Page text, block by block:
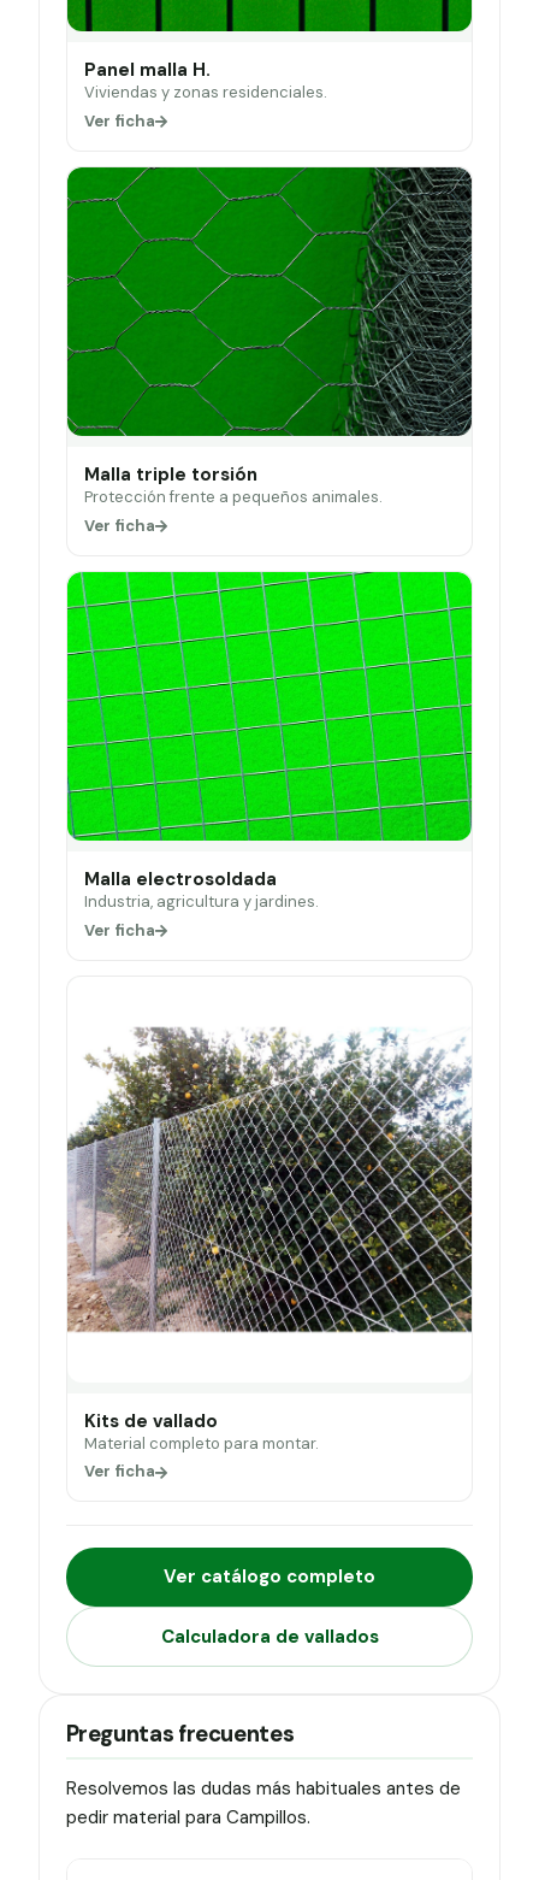
Panel malla H.
Viviendas y zonas residenciales.
Ver ficha
Malla triple torsión
Protección frente a pequeños animales.
Ver ficha
Malla electrosoldada
Industria, agricultura y jardines.
Ver ficha
Kits de vallado
Material completo para montar.
Ver ficha
Ver catálogo completo
Calculadora de vallados
Preguntas frecuentes
Resolvemos las dudas más habituales antes de
pedir material para Campillos.